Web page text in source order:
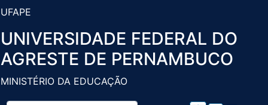
UFAPE
UNIVERSIDADE FEDERAL DO
AGRESTE DE PERNAMBUCO
MINISTÉRIO DA EDUCAÇÃO